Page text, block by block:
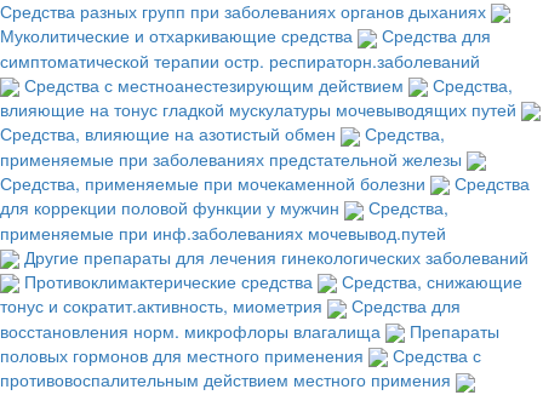
Средства разных групп при заболеваниях органов дыханиях
Муколитические и отхаркивающие средства
Средства для
симптоматической терапии остр. респираторн.заболеваний
Средства с местноанестезирующим действием
Средства,
влияющие на тонус гладкой мускулатуры мочевыводящих путей
Средства, влияющие на азотистый обмен
Средства,
применяемые при заболеваниях предстательной железы
Средства, применяемые при мочекаменной болезни
Средства
для коррекции половой функции у мужчин
Средства,
применяемые при инф.заболеваниях мочевывод.путей
Другие препараты для лечения гинекологических заболеваний
Противоклимактерические средства
Средства, снижающие
тонус и сократит.активность, миометрия
Средства для
восстановления норм. микрофлоры влагалища
Препараты
половых гормонов для местного применения
Средства с
противовоспалительным действием местного примения